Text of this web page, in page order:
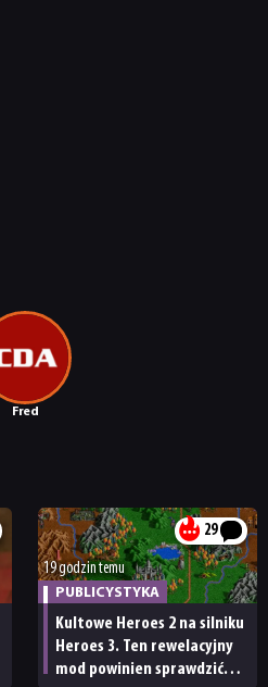
Fred
29
19 godzin temu
PUBLICYSTYKA
Kultowe Heroes 2 na silniku
Heroes 3. Ten rewelacyjny
mod powinien sprawdzić